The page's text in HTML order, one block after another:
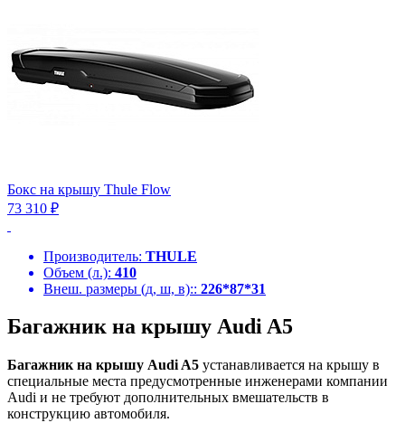
Бокс на крышу Thule Flow
73 310 ₽
Производитель: THULE
Объем (л.): 410
Внеш. размеры (д, ш, в):: 226*87*31
Багажник на крышу Audi A5
Багажник на крышу Audi A5 устанавливается на крышу в
специальные места предусмотренные инженерами компании
Audi и не требуют дополнительных вмешательств в
конструкцию автомобиля.